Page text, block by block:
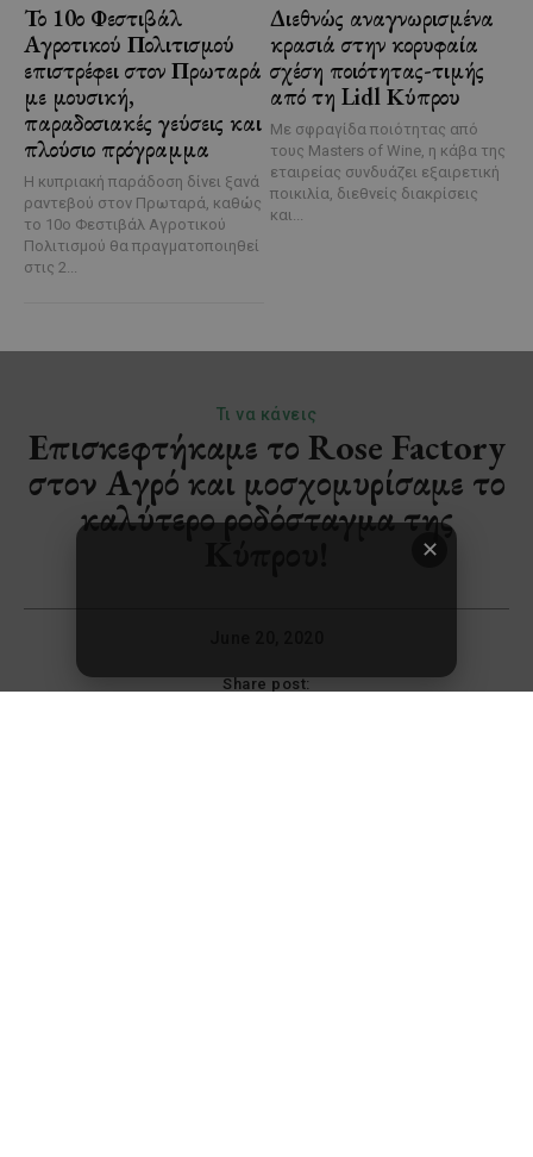
Το 10ο Φεστιβάλ
Αγροτικού Πολιτισμού
επιστρέφει στον Πρωταρά
με μουσική,
παραδοσιακές γεύσεις και
πλούσιο πρόγραμμα
Η κυπριακή παράδοση δίνει ξανά
ραντεβού στον Πρωταρά, καθώς
το 10ο Φεστιβάλ Αγροτικού
Πολιτισμού θα πραγματοποιηθεί
στις 2...
Διεθνώς αναγνωρισμένα
κρασιά στην κορυφαία
σχέση ποιότητας-τιμής
από τη Lidl Κύπρου
Με σφραγίδα ποιότητας από
τους Masters of Wine, η κάβα της
εταιρείας συνδυάζει εξαιρετική
ποικιλία, διεθνείς διακρίσεις
και...
✕